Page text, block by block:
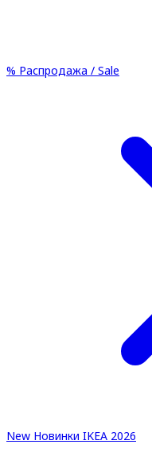
% Распродажа / Sale
New Новинки IKEA 2026